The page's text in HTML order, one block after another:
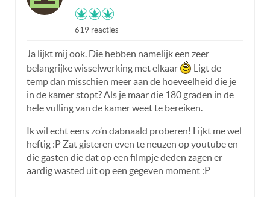
619 reacties
Ja lijkt mij ook. Die hebben namelijk een zeer
belangrijke wisselwerking met elkaar
Ligt de
temp dan misschien meer aan de hoeveelheid die je
in de kamer stopt? Als je maar die 180 graden in de
hele vulling van de kamer weet te bereiken.
Ik wil echt eens zo’n dabnaald proberen! Lijkt me wel
heftig :P Zat gisteren even te neuzen op youtube en
die gasten die dat op een filmpje deden zagen er
aardig wasted uit op een gegeven moment :P